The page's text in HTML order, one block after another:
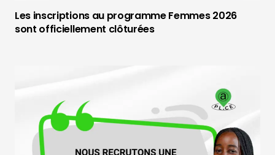
Les inscriptions au programme Femmes 2026
sont officiellement clôturées